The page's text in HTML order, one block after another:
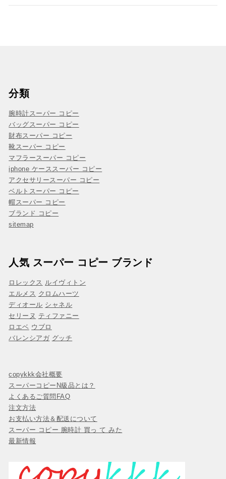
分類
腕時計スーパー コピー
バッグスーパー コピー
財布スーパー コピー
靴スーパー コピー
マフラースーパー コピー
iphone ケーススーパー コピー
アクセサリースーパー コピー
ベルトスーパー コピー
帽スーパー コピー
ブランド コピー
sitemap
人気 スーパー コピー ブランド
ロレックス ルイヴィトン
エルメス クロムハーツ
ディオール シャネル
セリーヌ ティファニー
ロエベ ウブロ
バレンシアガ グッチ
copykkk会社概要
スーパーコピーN級品とは？
よくあるご質問FAQ
注文方法
お支払い方法＆配送について
スーパー コピー 腕時計 買っ て みた
最新情報